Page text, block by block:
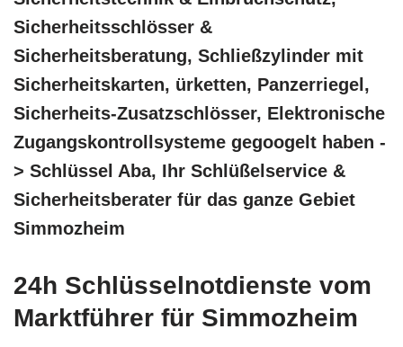
Sicherheitsschlösser &
Sicherheitsberatung, Schließzylinder mit
Sicherheitskarten, ürketten, Panzerriegel,
Sicherheits-Zusatzschlösser, Elektronische
Zugangskontrollsysteme gegoogelt haben -
> Schlüssel Aba, Ihr Schlüßelservice &
Sicherheitsberater für das ganze Gebiet
Simmozheim
24h Schlüsselnotdienste vom
Marktführer für Simmozheim